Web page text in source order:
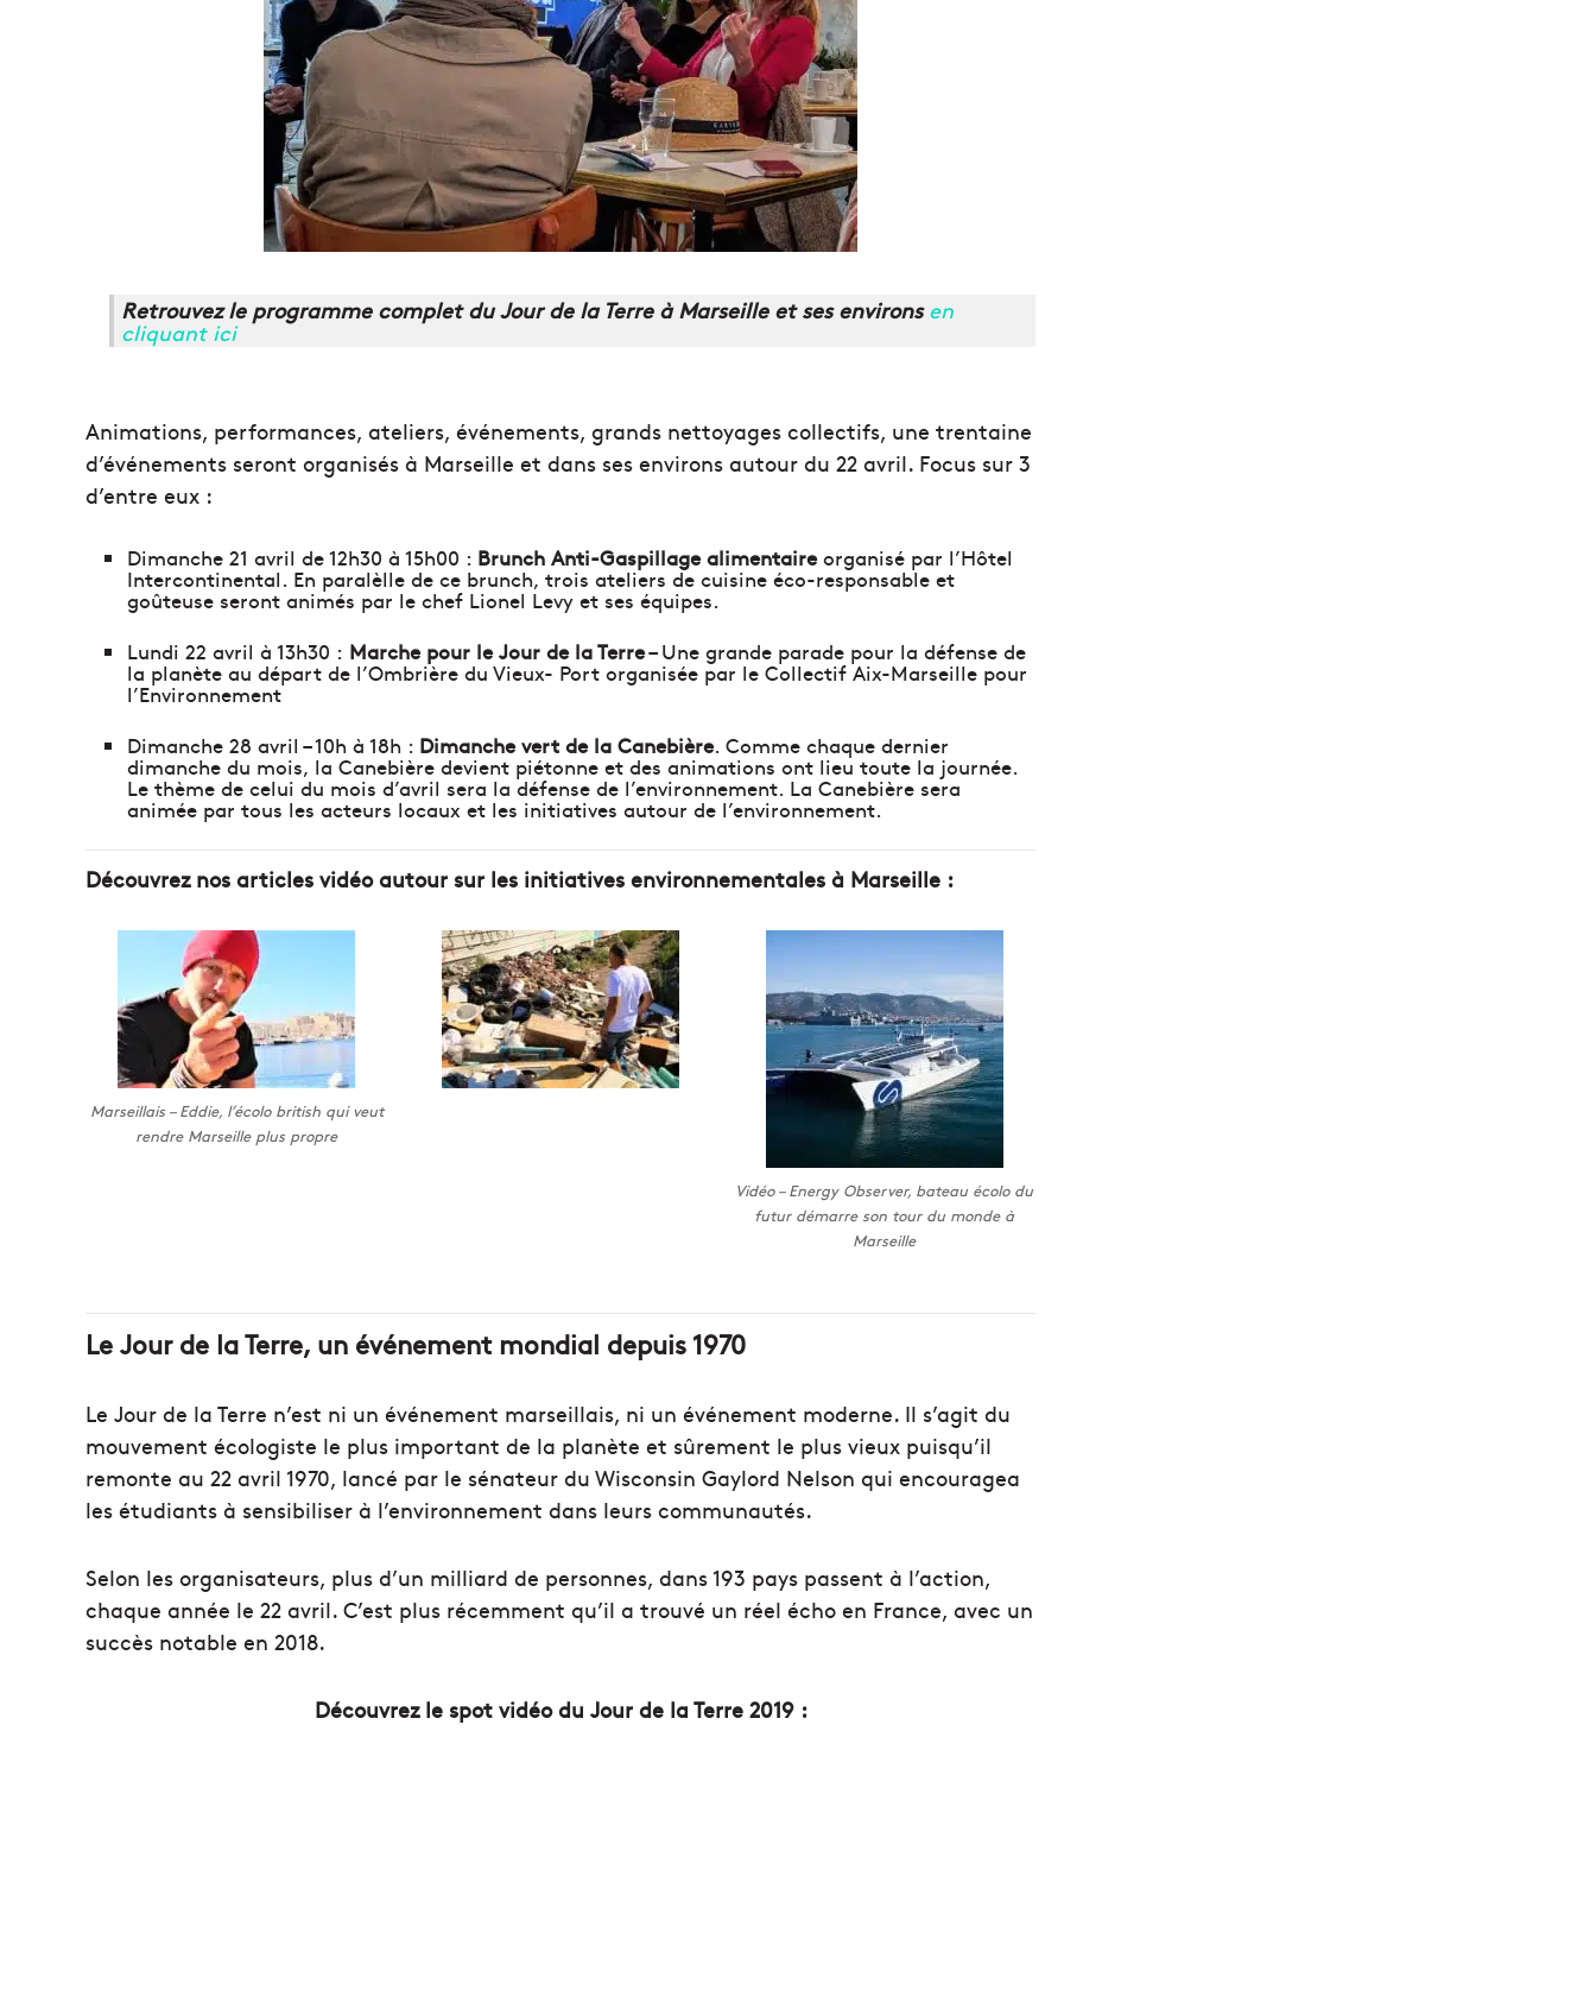
Retrouvez le programme complet du Jour de la Terre à Marseille et ses environsen
cliquant ici
Animations, performances, ateliers, événements, grands nettoyages collectifs, une trentaine
d’événements seront organisés à Marseille et dans ses environs autour du 22 avril. Focus sur 3
d’entre eux :
Dimanche 21 avril de 12h30 à 15h00 : Brunch Anti-Gaspillage alimentaireorganisé par l’Hôtel
Intercontinental. En paralèlle de ce brunch, trois ateliers de cuisine éco-responsable et
goûteuse seront animés par le chef Lionel Levy et ses équipes.
Lundi 22 avril à 13h30 : Marche pour le Jour de la Terre– Une grande parade pour la défense de
la planète au départ de l’Ombrière du Vieux- Port organisée par le Collectif Aix-Marseille pour
l’Environnement
Dimanche 28 avril – 10h à 18h : Dimanche vert de la Canebière. Comme chaque dernier
dimanche du mois, la Canebière devient piétonne et des animations ont lieu toute la journée.
Le thème de celui du mois d’avril sera la défense de l’environnement. La Canebière sera
animée par tous les acteurs locaux et les initiatives autour de l’environnement.
Découvrez nos articles vidéo autour sur les initiatives environnementales à Marseille :
Marseillais – Eddie, l’écolo british qui veut
rendre Marseille plus propre
Vidéo – Energy Observer, bateau écolo du
futur démarre son tour du monde à
Marseille
Le Jour de la Terre, un événement mondial depuis 1970
Le Jour de la Terre n’est ni un événement marseillais, ni un événement moderne. Il s’agit du
mouvement écologiste le plus important de la planète et sûrement le plus vieux puisqu’il
remonte au 22 avril 1970, lancé par le sénateur du Wisconsin Gaylord Nelson qui encouragea
les étudiants à sensibiliser à l’environnement dans leurs communautés.
Selon les organisateurs, plus d’un milliard de personnes, dans 193 pays passent à l’action,
chaque année le 22 avril. C’est plus récemment qu’il a trouvé un réel écho en France, avec un
succès notable en 2018.
Découvrez le spot vidéo du Jour de la Terre 2019 :